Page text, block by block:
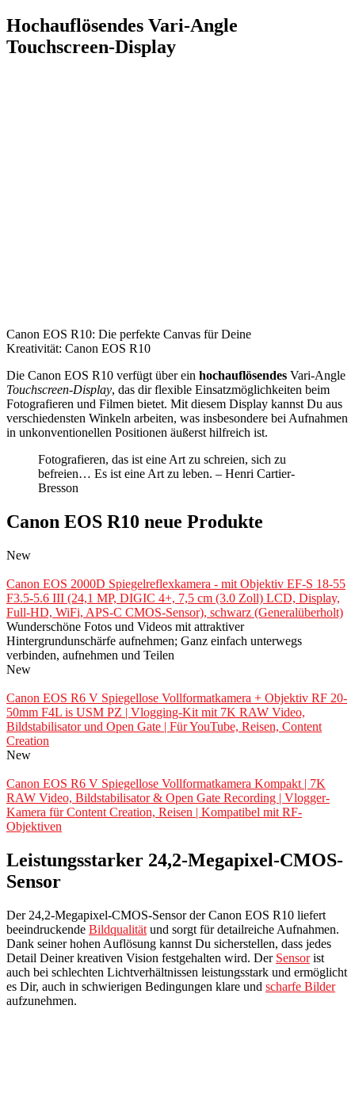
Hochauflösendes Vari-Angle
Touchscreen-Display
Canon EOS R10: Die perfekte Canvas für Deine
Kreativität: Canon EOS R10
Die Canon EOS R10 verfügt über ein hochauflösendes Vari-Angle
Touchscreen-Display, das dir flexible Einsatzmöglichkeiten beim
Fotografieren und Filmen bietet. Mit diesem Display kannst Du aus
verschiedensten Winkeln arbeiten, was insbesondere bei Aufnahmen
in unkonventionellen Positionen äußerst hilfreich ist.
Fotografieren, das ist eine Art zu schreien, sich zu
befreien… Es ist eine Art zu leben. – Henri Cartier-
Bresson
Canon EOS R10 neue Produkte
New
Canon EOS 2000D Spiegelreflexkamera - mit Objektiv EF-S 18-55
F3.5-5.6 III (24,1 MP, DIGIC 4+, 7,5 cm (3.0 Zoll) LCD, Display,
Full-HD, WiFi, APS-C CMOS-Sensor), schwarz (Generalüberholt)
Wunderschöne Fotos und Videos mit attraktiver
Hintergrundunschärfe aufnehmen; Ganz einfach unterwegs
verbinden, aufnehmen und Teilen
New
Canon EOS R6 V Spiegellose Vollformatkamera + Objektiv RF 20-
50mm F4L is USM PZ | Vlogging-Kit mit 7K RAW Video,
Bildstabilisator und Open Gate | Für YouTube, Reisen, Content
Creation
New
Canon EOS R6 V Spiegellose Vollformatkamera Kompakt | 7K
RAW Video, Bildstabilisator & Open Gate Recording | Vlogger-
Kamera für Content Creation, Reisen | Kompatibel mit RF-
Objektiven
Leistungsstarker 24,2-Megapixel-CMOS-
Sensor
Der 24,2-Megapixel-CMOS-Sensor der Canon EOS R10 liefert
beeindruckende Bildqualität und sorgt für detailreiche Aufnahmen.
Dank seiner hohen Auflösung kannst Du sicherstellen, dass jedes
Detail Deiner kreativen Vision festgehalten wird. Der Sensorist
auch bei schlechten Lichtverhältnissen leistungsstark und ermöglicht
es Dir, auch in schwierigen Bedingungen klare und scharfe Bilder
aufzunehmen.